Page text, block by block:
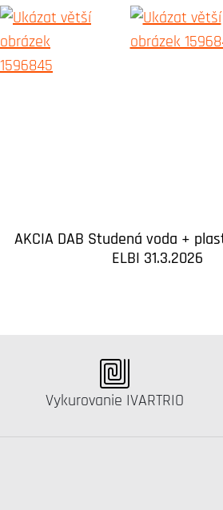
AKCIA DAB Studená voda +
ELBI 31.3.2026
Katalógus:
Vykurovanie IVARTRIO